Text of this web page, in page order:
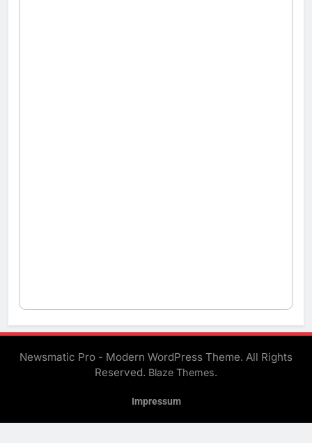
Newsmatic Pro - Modern WordPress Theme. All Rights
Reserved. Blaze Themes.
Impressum